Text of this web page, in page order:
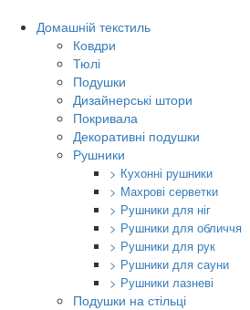
Домашній текстиль
Ковдри
Тюлі
Подушки
Дизайнерські штори
Покривала
Декоративні подушки
Рушники
> Кухонні рушники
> Махрові серветки
> Рушники для ніг
> Рушники для обличчя
> Рушники для рук
> Рушники для сауни
> Рушники лазневі
Подушки на стільці